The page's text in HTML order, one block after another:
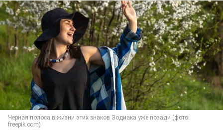
Черная полоса в жизни этих знаков Зодиака уже позади (фото:
freepik.com)